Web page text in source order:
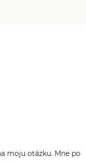
moju otázku. Mne po